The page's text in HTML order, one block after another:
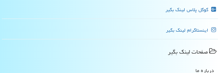
گوگل پلاس لینک بگیر
اینستاگرام لینک بگیر
صفحات لینك بگیر
درباره ما